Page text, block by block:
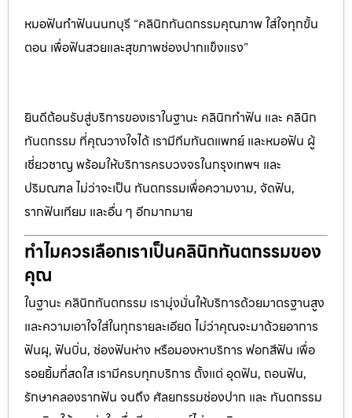
หมอฟันทำฟันนนทบุรี “คลินิกทันตกรรมคุณภาพ ใส่ใจทุกขั้น
ตอน เพื่อฟันสวยและสุขภาพช่องปากแข็งแรง”
ยินดีต้อนรับสู่บริการของเราในฐานะ คลินิกทำฟัน และ คลินิก
ทันตกรรม ที่คุณวางใจได้ เรามีทีมทันตแพทย์ และหมอฟัน ผู้
เชี่ยวชาญ พร้อมให้บริการครบวงจรในกรุงเทพฯ และ
ปริมณฑล ไม่ว่าจะเป็น ทันตกรรมเพื่อความงาม, จัดฟัน,
รากฟันเทียม และอื่น ๆ อีกมากมาย
ทำไมควรเลือกเราเป็นคลินิกทันตกรรมของ
คุณ
ในฐานะ คลินิกทันตกรรม เรามุ่งมั่นให้บริการด้วยมาตรฐานสูง
และความเอาใจใส่ในทุกรายละเอียด ไม่ว่าคุณจะมาด้วยอาการ
ฟันผุ, ฟันบิ่น, ช่องฟันห่าง หรือมองหาบริการ ฟอกสีฟัน เพื่อ
รอยยิ้มที่สดใส เรามีครบทุกบริการ ตั้งแต่ อุดฟัน, ถอนฟัน,
รักษาคลองรากฟัน จนถึง ศัลยกรรมช่องปาก และ ทันตกรรม